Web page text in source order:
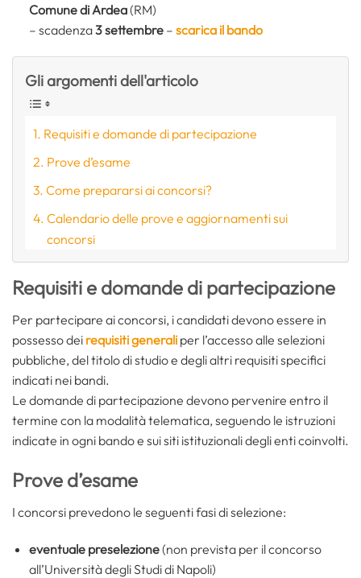
Comune di Ardea(RM)
– scadenza3 settembre – scarica il bando
Gli argomenti dell'articolo
Requisiti e domande di partecipazione
Prove d’esame
Come prepararsi ai concorsi?
Calendario delle prove e aggiornamenti sui
concorsi
Requisiti e domande di partecipazione
Per partecipare ai concorsi, i candidati devono essere in
possesso dei requisiti generali per l’accesso alle selezioni
pubbliche, del titolo di studio e degli altri requisiti specifici
indicati nei bandi.
Le domande di partecipazione devono pervenire entro il
termine con la modalità telematica, seguendo le istruzioni
indicate in ogni bando e sui siti istituzionali degli enti coinvolti.
Prove d’esame
I concorsi prevedono le seguenti fasi di selezione:
eventuale preselezione(non prevista per il concorso
all’Università degli Studi di Napoli)